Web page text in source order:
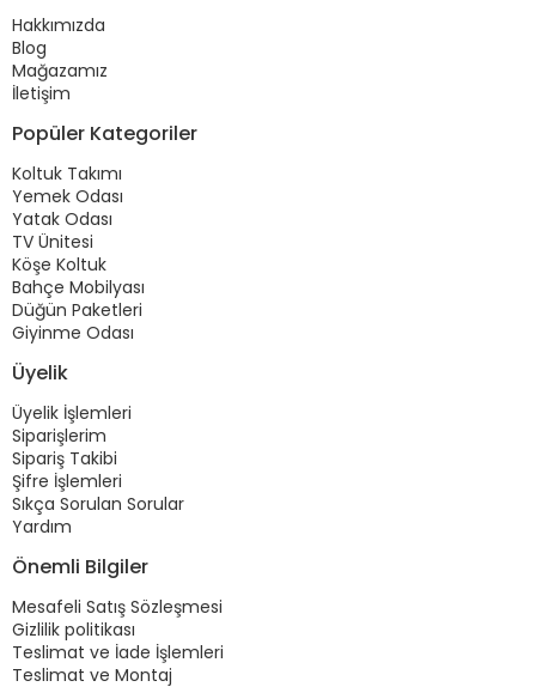
Hakkımızda
Blog
Mağazamız
İletişim
Popüler Kategoriler
Koltuk Takımı
Yemek Odası
Yatak Odası
TV Ünitesi
Köşe Koltuk
Bahçe Mobilyası
Düğün Paketleri
Giyinme Odası
Üyelik
Üyelik İşlemleri
Siparişlerim
Sipariş Takibi
Şifre İşlemleri
Sıkça Sorulan Sorular
Yardım
Önemli Bilgiler
Mesafeli Satış Sözleşmesi
Gizlilik politikası
Teslimat ve İade İşlemleri
Teslimat ve Montaj